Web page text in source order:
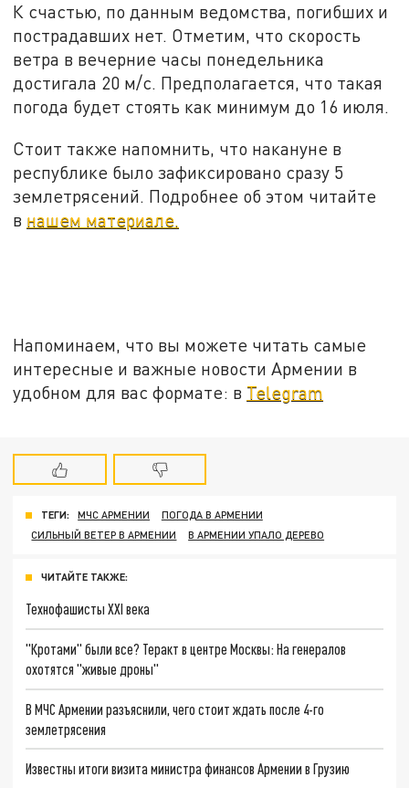
К счастью, по данным ведомства, погибших и
пострадавших нет. Отметим, что скорость
ветра в вечерние часы понедельника
достигала 20 м/с. Предполагается, что такая
погода будет стоять как минимум до 16 июля.
Стоит также напомнить, что накануне в
республике было зафиксировано сразу 5
землетрясений. Подробнее об этом читайте
в нашем материале.
Напоминаем, что вы можете читать самые
интересные и важные новости Армении в
удобном для вас формате: в Telegram
ТЕГИ: МЧС АРМЕНИИ
ПОГОДА В АРМЕНИИ
СИЛЬНЫЙ ВЕТЕР В АРМЕНИИ
В АРМЕНИИ УПАЛО ДЕРЕВО
ЧИТАЙТЕ ТАКЖЕ:
Технофашисты XXI века
"Кротами" были все? Теракт в центре Москвы: На генералов
охотятся "живые дроны"
В МЧС Армении разъяснили, чего стоит ждать после 4-го
землетрясения
Известны итоги визита министра финансов Армении в Грузию